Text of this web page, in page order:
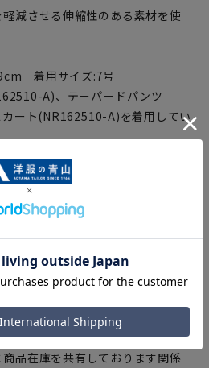
減させる伸縮性のある素材を使
着用サイズ:7号
A)、テーパードパンツ
ート(NR162510-A)を着用してい
、色味やサイズ等の仕様に変更が
予めご了承ください。
サイズを記載しております。
ー環境、室内外等の撮影時の環境
商品と掲載画像の色味が異なる場
り、実際の商品とサイズ表に若干
います。予めご了承ください。
品在庫を共有しております関係